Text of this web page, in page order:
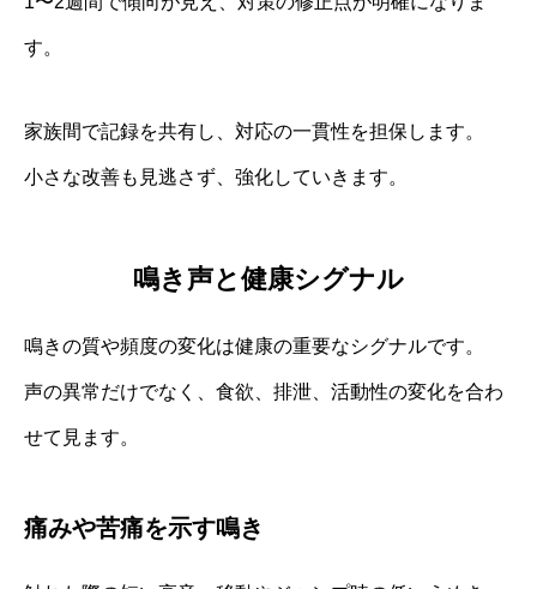
す。
家族間で記録を共有し、対応の一貫性を担保します。
小さな改善も見逃さず、強化していきます。
鳴き声と健康シグナル
鳴きの質や頻度の変化は健康の重要なシグナルです。
声の異常だけでなく、食欲、排泄、活動性の変化を合わ
せて見ます。
痛みや苦痛を示す鳴き